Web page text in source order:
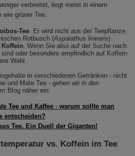
verbreitet, liegt meist in einem
wie grüner Tee.
Tee. Er wird nicht aus der Teepflanze,
Rotbusch (Aspalathus linearis)
. Wenn Sie also auf der Suche nach
oder besonders empfindlich auf Koffein
Wahl.
in verschiedenen Getränken - nicht
und Mate Tee - gehen wir in den
Blog näher ein:
Tee und Kaffee - warum sollte man
entscheiden?
Tee. Ein Duell der Giganten!
vs. Koffein im Tee